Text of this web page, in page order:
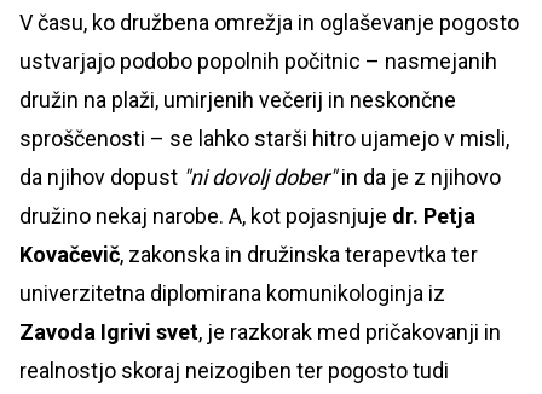
V času, ko družbena omrežja in oglaševanje pogosto
ustvarjajo podobo popolnih počitnic – nasmejanih
družin na plaži, umirjenih večerij in neskončne
sproščenosti – se lahko starši hitro ujamejo v misli,
da njihov dopust "ni dovolj dober"in da je z njihovo
družino nekaj narobe. A, kot pojasnjuje dr. Petja
Kovačevič, zakonska in družinska terapevtka ter
univerzitetna diplomirana komunikologinja iz
Zavoda Igrivi svet, je razkorak med pričakovanji in
realnostjo skoraj neizogiben ter pogosto tudi